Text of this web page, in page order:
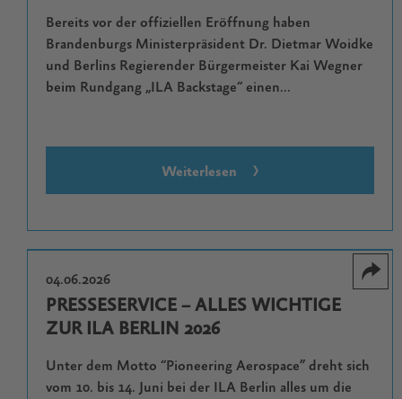
Bereits vor der offiziellen Eröffnung haben
Brandenburgs Ministerpräsident Dr. Dietmar Woidke
und Berlins Regierender Bürgermeister Kai Wegner
beim Rundgang „ILA Backstage“ einen...
Weiterlesen
04.06.2026
PRESSESERVICE – ALLES WICHTIGE
ZUR ILA BERLIN 2026
Unter dem Motto “Pioneering Aerospace” dreht sich
vom 10. bis 14. Juni bei der ILA Berlin alles um die